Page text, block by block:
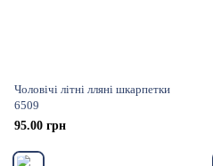
Чоловічі літні лляні шкарпетки
6509
95.00 грн